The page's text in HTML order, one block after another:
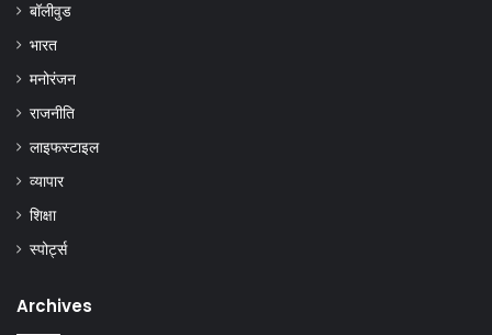
बॉलीवुड
भारत
मनोरंजन
राजनीति
लाइफस्टाइल
व्यापार
शिक्षा
स्पोर्ट्स
Archives